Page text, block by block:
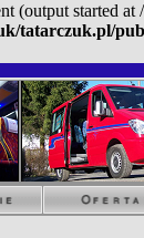
(output
tatarczuk.pl/